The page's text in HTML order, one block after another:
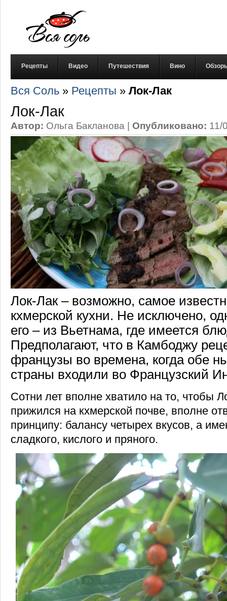
Рецепты Видео Путешествия Вино
Вся Соль » Рецепты » Лок-Лак
Лок-Лак
Автор: Ольга Бакланова | Опубликовано: 11/
Лок-Лак – возможно, самое
кхмерской кухни. Не исключено,
его – из Вьетнама, где имеется
Предполагают, что в Камбоджу
французы во времена, когда обе
страны входили во Французский
Сотни лет вполне хватило на то, чтобы
прижился на кхмерской почве, вполне
принципу: балансу четырех вкусов, а
сладкого, кислого и пряного.